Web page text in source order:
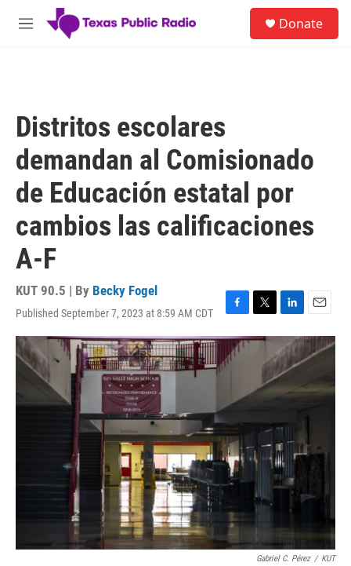
Skip to main content
M
Donate
Distritos escolares
demandan al Comisionado
de Educación estatal por
cambios las calificaciones
A-F
KUT 90.5 | By Becky Fogel
Published September 7, 2023 at 8:59 AM CDT
F
a
e
o
k
T
w
e
r
L
i
n
k
e
d
n
E
m
a
i
Gabriel C. Pérez / KUT